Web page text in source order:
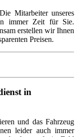
Mitarbeiter unseres
immer Zeit für Sie.
erstellen wir Ihnen
Preisen.
in
und das Fahrzeug
leider auch immer